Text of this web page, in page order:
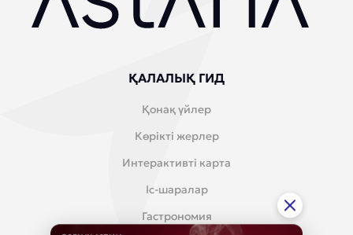
ҚАЛАЛЫҚ ГИД
Қонақ үйлер
Көрікті жерлер
Интерактивті карта
Іс-шаралар
Гастрономия